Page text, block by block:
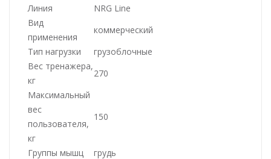
Линия
NRG Line
Вид
применения
коммерческий
Тип нагрузки
грузоблочные
Вес тренажера,
кг
270
Максимальный
вес
пользователя,
кг
150
Группы мышц
грудь